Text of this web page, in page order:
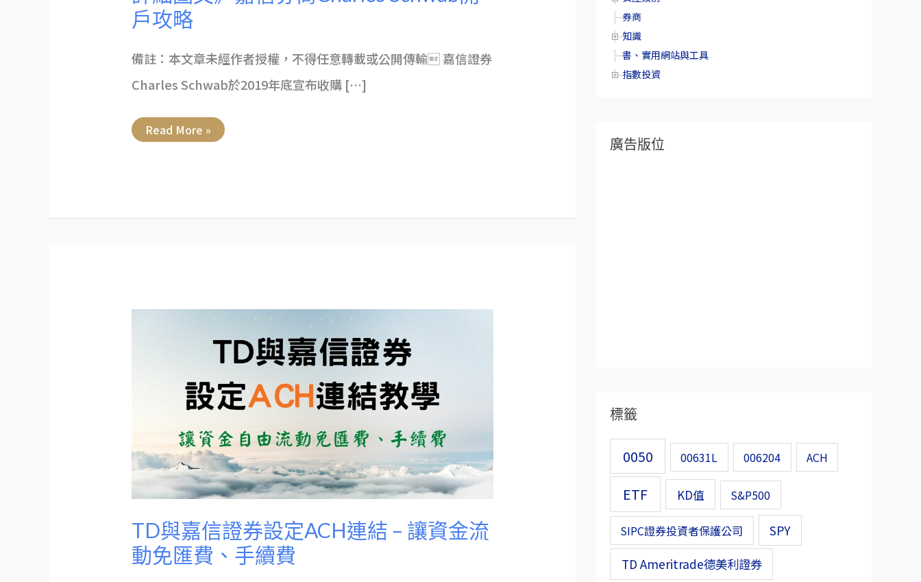
戶攻略
備註：本文章未經作者授權，不得任意轉載或公開傳輸 嘉信證券
Charles Schwab於2019年底宣布收購 […]
Read More »
TD與嘉信證券設定ACH連結 – 讓資金流
動免匯費、手續費
TD
ACH
資
金
流
免
費、
手
續
費
券商
知識
書、實用網站與工具
指數投資
廣告版位
標籤
0050 00631L 006204 ACH
ETF KD值 S&P500
SIPC證券投資者保護公司
SPY
TD Ameritrade德美利證券